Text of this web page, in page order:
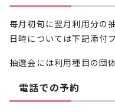
毎月初旬に翌月利用分の
日時については下記添付
抽選会には利用種目の団
電話での予約